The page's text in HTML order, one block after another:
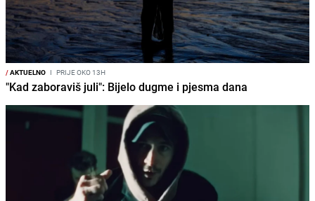
/AKTUELNO I PRIJE OKO 13H
"Kad zaboraviš juli": Bijelo dugme i pjesma dana